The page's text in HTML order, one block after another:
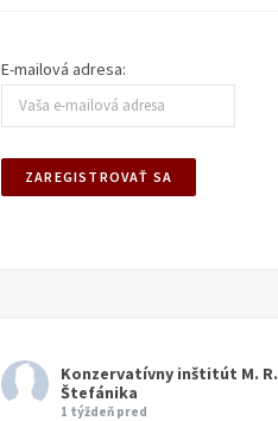
E-mailová adresa:
Konzervatívny inštitút M. R.
Štefánika
1 týždeň pred